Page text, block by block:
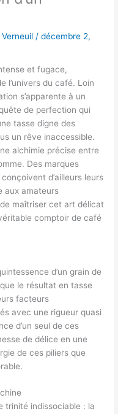
/décembre 2,
et fugace,
l’univers du café. Loin
s’apparente à un
de perfection qui
tasse digne des
un rêve inaccessible.
alchimie précise entre
Des marques
d’ailleurs leurs
aux amateurs
maîtriser cet art délicat
comptoir de café
d’un grain de
le résultat en tasse
facteurs
avec une rigueur quasi
d’un seul de ces
de délice en une
de ces piliers que
indissociable : la